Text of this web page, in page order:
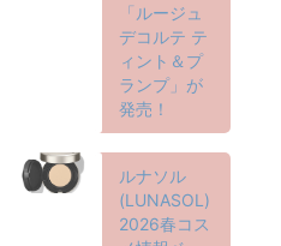
「ルージュ
デコルテ テ
ィント＆プ
ランプ」が
発売！
ルナソル
(LUNASOL)
2026春コス